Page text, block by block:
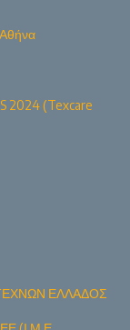
2024 (Texcare
ΕΛΛΑΔΟΣ